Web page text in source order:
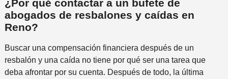
¿Por qué contactar a un bufete de
abogados de resbalones y caídas en
Reno?
Buscar una compensación financiera después de un
resbalón y una caída no tiene por qué ser una tarea que
deba afrontar por su cuenta. Después de todo, la última